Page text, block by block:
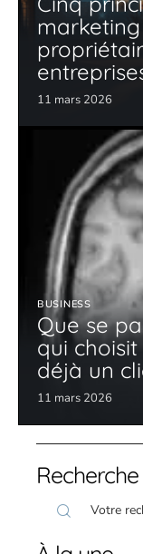
11 mars 2026
BUSINESS
Que se
qui
déjà un
11 mars 2026
Recherche